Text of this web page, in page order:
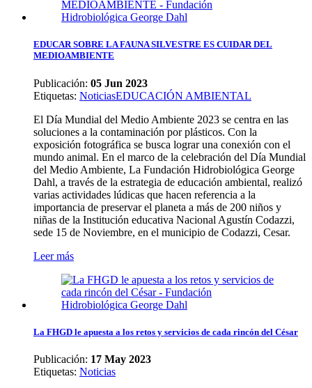
EDUCAR SOBRE LA FAUNA SILVESTRE ES CUIDAR DEL
MEDIOAMBIENTE
Publicación: 05 Jun 2023
Etiquetas: NoticiasEDUCACIÓN AMBIENTAL
El Día Mundial del Medio Ambiente 2023 se centra en las
soluciones a la contaminación por plásticos. Con la
exposición fotográfica se busca lograr una conexión con el
mundo animal. En el marco de la celebración del Día Mundial
del Medio Ambiente, La Fundación Hidrobiológica George
Dahl, a través de la estrategia de educación ambiental, realizó
varias actividades lúdicas que hacen referencia a la
importancia de preservar el planeta a más de 200 niños y
niñas de la Institución educativa Nacional Agustín Codazzi,
sede 15 de Noviembre, en el municipio de Codazzi, Cesar.
Leer más
La FHGD le apuesta a los retos y servicios de cada rincón del César
Publicación: 17 May 2023
Etiquetas: Noticias